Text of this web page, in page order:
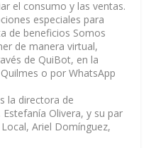
el consumo y las ventas.
especiales para
de beneficios Somos
de manera virtual,
de QuiBot, en la
o por WhatsApp
la directora de
Olivera, y su par
Ariel Domínguez,